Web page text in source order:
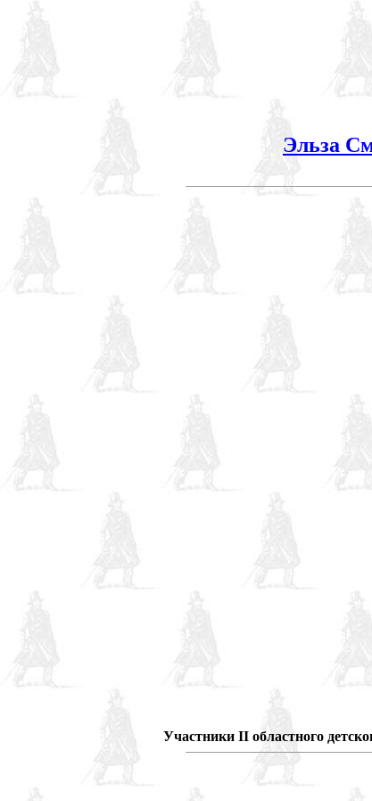
Эльза
Участники II областного